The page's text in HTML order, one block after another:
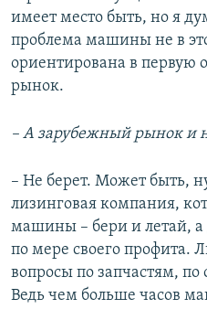
имеет место быть, но я
проблема машины не в
ориентирована в первую
рынок.
– А зарубежный рынок и
– Не берет. Может быть,
лизинговая компания,
машины – бери и летай, а
по мере своего профита.
вопросы по запчастям,
Ведь чем больше часов